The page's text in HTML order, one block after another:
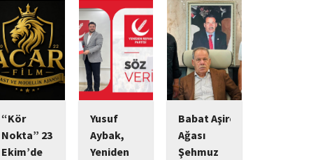
“Kör
Nokta” 23
Ekim’de
Yusuf
Aybak,
Yeniden
Babat Aşiret
Ağası
Şehmuz